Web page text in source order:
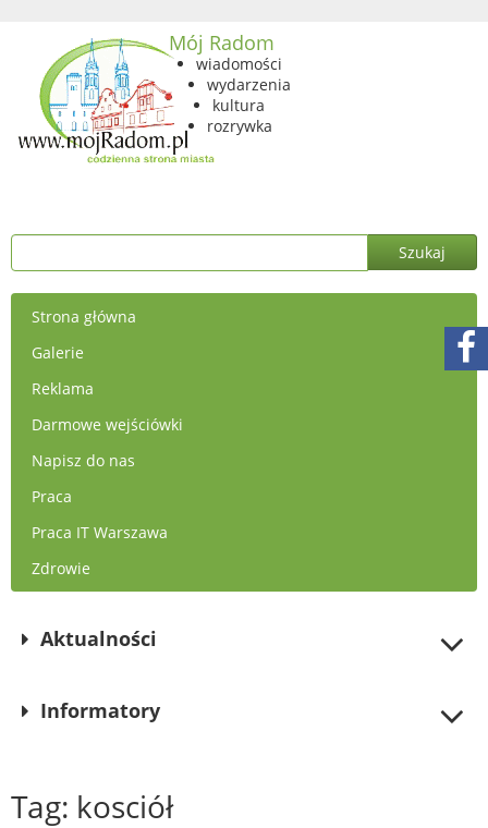
Mój Radom
wiadomości
wydarzenia
kultura
rozrywka
Strona główna
Galerie
Reklama
Darmowe wejściówki
Napisz do nas
Praca
Praca IT Warszawa
Zdrowie
Aktualności
Informatory
Tag: kosciół